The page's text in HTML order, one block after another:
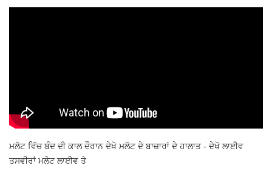
ਮਲੋਟ ਵਿੱਚ ਬੰਦ ਦੀ ਕਾਲ ਦੌਰਾਨ ਦੇਖੋ ਮਲੋਟ ਦੇ ਬਾਜ਼ਾਰਾਂ ਦੇ ਹਾਲਾਤ - ਦੇਖੋ ਲਾਈਵ
ਤਸਵੀਰਾਂ ਮਲੋਟ ਲਾਈਵ ਤੇ